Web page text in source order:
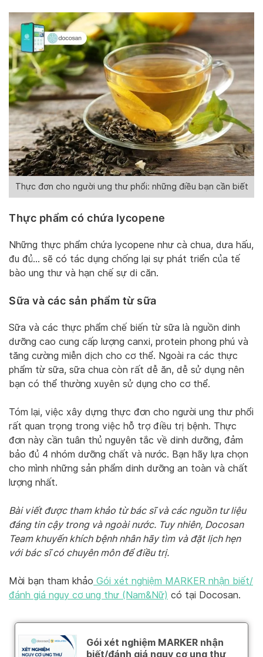
Thực đơn cho người ung thư phổi: những điều bạn cần biết
Thực phẩm có chứa lycopene
Những thực phẩm chứa lycopene như cà chua, dưa hấu,
đu đủ… sẽ có tác dụng chống lại sự phát triển của tế
bào ung thư và hạn chế sự di căn.
Sữa và các sản phẩm từ sữa
Sữa và các thực phẩm chế biến từ sữa là nguồn dinh
dưỡng cao cung cấp lượng canxi, protein phong phú và
tăng cường miễn dịch cho cơ thể. Ngoài ra các thực
phẩm từ sữa, sữa chua còn rất dễ ăn, dễ sử dụng nên
bạn có thể thường xuyên sử dụng cho cơ thể.
Tóm lại, việc xây dựng thực đơn cho người ung thư phổi
rất quan trọng trong việc hỗ trợ điều trị bệnh. Thực
đơn này cần tuân thủ nguyên tắc về dinh dưỡng, đảm
bảo đủ 4 nhóm dưỡng chất và nước. Bạn hãy lựa chọn
cho mình những sản phẩm dinh dưỡng an toàn và chất
lượng nhất.
Bài viết được tham khảo từ bác sĩ và các nguồn tư liệu
đáng tin cậy trong và ngoài nước. Tuy nhiên, Docosan
Team khuyến khích bệnh nhân hãy tìm và đặt lịch hẹn
với bác sĩ có chuyên môn để điều trị.
Mời bạn tham khảo Gói xét nghiệm MARKER nhận biết/
đánh giá nguy cơ ung thư (Nam&Nữ) có tại Docosan.